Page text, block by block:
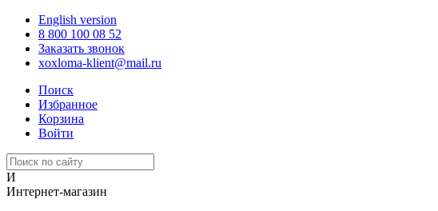
English version
8 800 100 08 52
Заказать звонок
xoxloma-klient@mail.ru
Поиск
Избранное
Корзина
Войти
И
Интернет-магазин